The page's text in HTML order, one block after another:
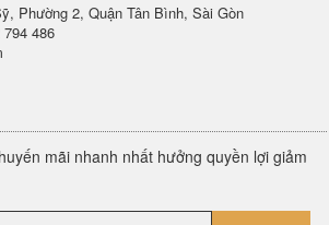
Phường 2, Quận Tân Bình, Sài Gòn
794 486
mãi nhanh nhất hưởng quyền lợi giảm